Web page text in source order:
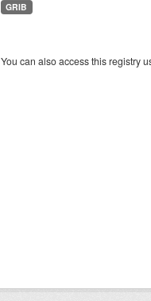
GRIB
You can also access this registry